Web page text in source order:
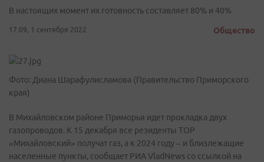
В настоящих момент их готовность составляет 80% и 40%
17:09, 1 сентября 2022 Общество
Фото: Диана Шарафулисламова (Правительство Приморского
края)
В Михайловском районе Приморья идет прокладка двух
газопроводов. К 15 декабря все резиденты ТОР
«Михайловский» получат газ, а к 2024 году – и близлежащие
населенные пункты, сообщает РИА VladNews со ссылкой на